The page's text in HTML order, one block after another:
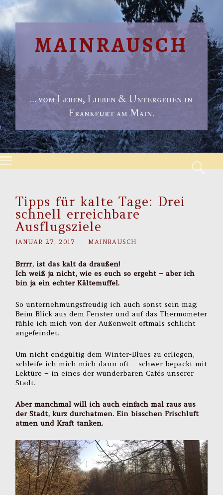
MAINRAUSCH
… vom Leben, Lieben & Untergehen in
Frankfurt am Main.
Menu
Tipps für kalte Tage: Drei
schnell erreichbare
Ausflugsziele
JANUAR 27, 2017 MAINRAUSCH
Brrrr, ist das kalt da draußen!
Ich weiß ja nicht, wie es euch so ergeht – aber ich
bin ja ein echter Kältemuffel.
So unternehmungsfreudig ich auch sonst sein mag:
Beim Blick aus dem Fenster und auf das Thermometer
fühle ich mich von der Außenwelt oftmals schlicht
angefeindet.
Um nicht endgültig dem Winter-Blues zu erliegen,
schleife ich mich mich dann oft – schwer bepackt mit
Lektüre – in eines der wunderbaren Cafés unserer
Stadt.
Aber manchmal will ich auch einfach mal raus aus
der Stadt, kurz durchatmen. Ein bisschen Frischluft
atmen und Kraft tanken.